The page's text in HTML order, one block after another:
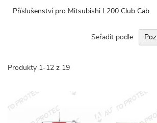
Příslušenství pro Mitsubishi L200 Club Cab
Produkty 1-12 z 19
Seřadit podle